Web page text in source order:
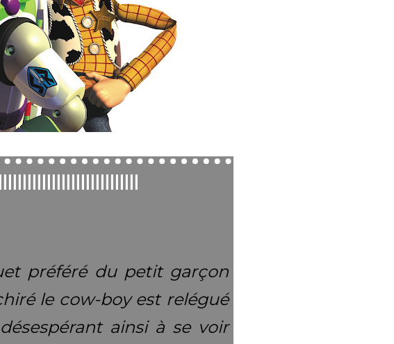
préféré du petit garçon
le cow-boy est relégué
ainsi à se voir